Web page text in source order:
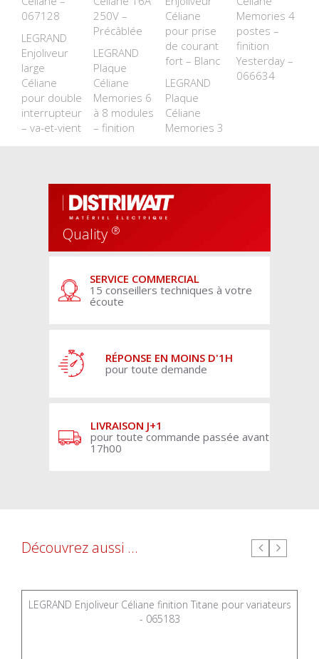
067128
LEGRAND
Enjoliveur
large
Céliane
pour double
interrupteur
– va-et-vient
250V –
Précâblée
LEGRAND
Plaque
Céliane
Memories 6
à 8 modules
– finition
Céliane
pour prise
de courant
fort – Blanc
LEGRAND
Plaque
Céliane
Memories 3
Memories 4
postes –
finition
Yesterday –
066634
Quality ®
SERVICE COMMERCIAL
15 conseillers techniques à votre
écoute
RÉPONSE EN MOINS D'1H
pour toute demande
LIVRAISON J+1
pour toute commande passée avant
17h00
Découvrez aussi ...
LEGRAND Enjoliveur Céliane finition Titane pour variateurs
- 065183